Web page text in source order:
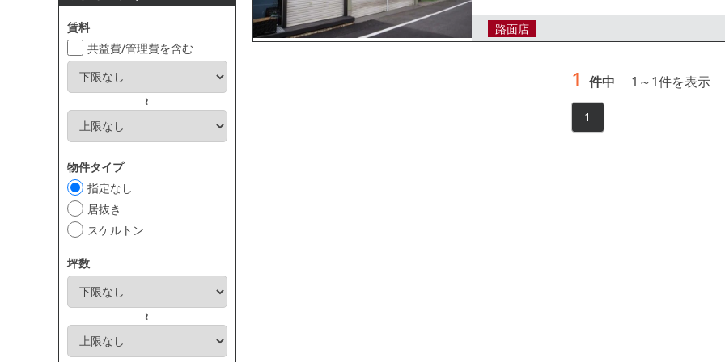
賃料
共益費/管理費を含む
～
物件タイプ
指定なし
居抜き
スケルトン
坪数
～
路面店
1 件中 1 ～1件を表示
1